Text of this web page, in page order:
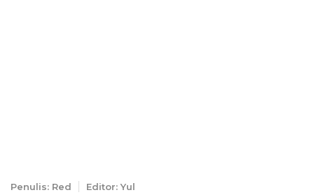
Penulis: Red Editor: Yul